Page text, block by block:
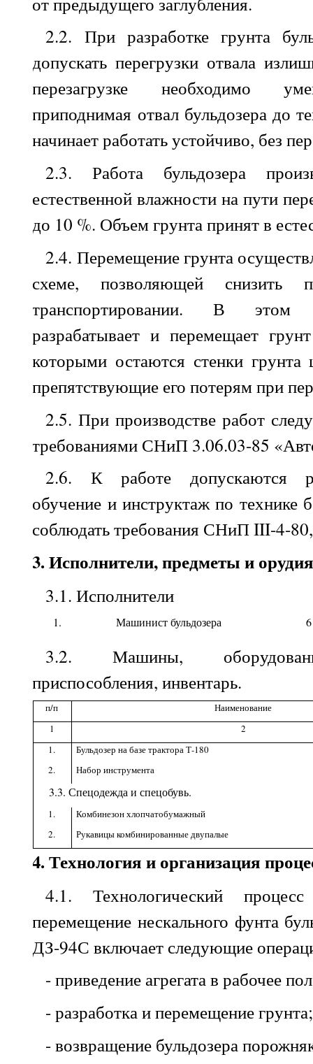
2.2. При разработке грунта
допускать перегрузки отвала
перезагрузке необходимо
приподнимая отвал бульдозера до
начинает работать устойчиво, без
2.3. Работа бульдозера
естественной влажности на пути
до 10 %. Объем грунта принят в
2.4. Перемещение грунта
схеме, позволяющей снизить
транспортировании. В этом
разрабатывает и перемещает
которыми остаются стенки
препятствующие его потерям при
2.5. При производстве работ
требованиями СНиП 3.06.03-85
2.6. К работе допускаются
обучение и инструктаж по технике
соблюдать требования СНиП III-4-80
3. Исполнители, предметы и
3.1. Исполнители
1. Машинист бульдозера
3.2. Машины,
приспособления, инвентарь.
п/п
Наименование
1
2
1.
Бульдозер на базе трактора Т-180
2.
Набор инструмента
3.3. Спецодежда и спецобувь.
1.
Комбинезон хлопчатобумажный
2.
Рукавицы комбинированные двупалые
4. Технология и организация
4.1. Технологический
перемещение нескального фунта
ДЗ-94С включает следующие
- приведение агрегата в рабочее
- разработка и перемещение грунта;
- возвращение бульдозера